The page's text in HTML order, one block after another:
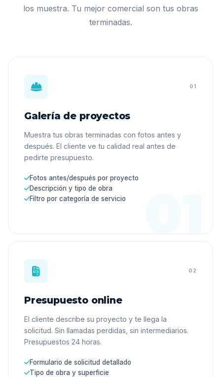
los muestra. Tu mejor comercial son tus obras
terminadas.
01
Galería de proyectos
Muestra tus obras terminadas con fotos antes y
después. El cliente ve tu calidad real antes de
pedirte presupuesto.
Fotos antes/después por proyecto
Descripción y tipo de obra
Filtro por categoría de servicio
02
Presupuesto online
El cliente describe su proyecto y te llega la
solicitud. Sin llamadas perdidas, sin intermediarios.
Presupuestos 24 horas.
Formulario de solicitud detallado
Tipo de obra y superficie